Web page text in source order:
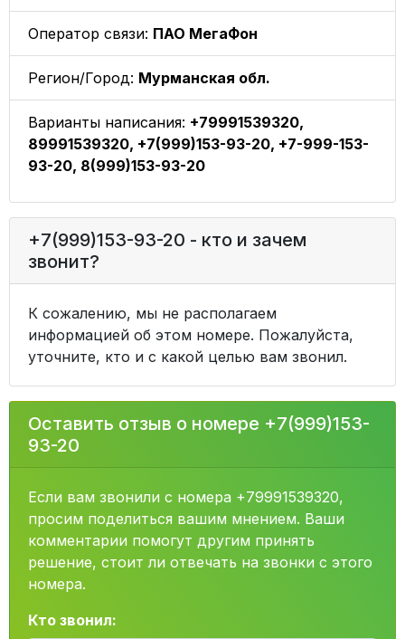
Оператор связи: ПАО МегаФон
Регион/Город: Мурманская обл.
Варианты написания: +79991539320,
89991539320, +7(999)153-93-20, +7-999-153-
93-20, 8(999)153-93-20
+7(999)153-93-20 - кто и зачем
звонит?
К сожалению, мы не располагаем
информацией об этом номере. Пожалуйста,
уточните, кто и с какой целью вам звонил.
Оставить отзыв о номере +7(999)153-
93-20
Если вам звонили с номера +79991539320,
просим поделиться вашим мнением. Ваши
комментарии помогут другим принять
решение, стоит ли отвечать на звонки с этого
номера.
Кто звонил: